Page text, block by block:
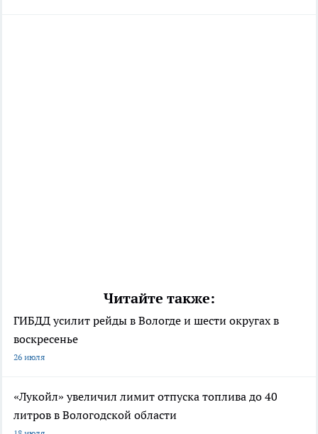
Читайте также:
ГИБДД усилит рейды в Вологде и шести округах в
воскресенье
26 июля
«Лукойл» увеличил лимит отпуска топлива до 40
литров в Вологодской области